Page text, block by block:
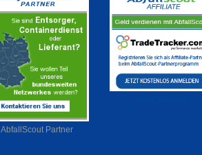
AbfallScout Partner